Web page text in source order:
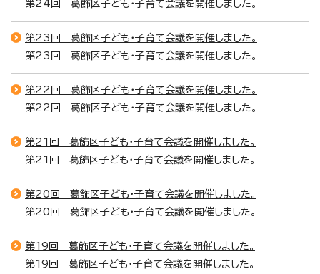
第24回 葛飾区子ども・子育て会議を開催しました。
第23回 葛飾区子ども・子育て会議を開催しました。
第23回 葛飾区子ども・子育て会議を開催しました。
第22回 葛飾区子ども・子育て会議を開催しました。
第22回 葛飾区子ども・子育て会議を開催しました。
第21回 葛飾区子ども・子育て会議を開催しました。
第21回 葛飾区子ども・子育て会議を開催しました。
第20回 葛飾区子ども・子育て会議を開催しました。
第20回 葛飾区子ども・子育て会議を開催しました。
第19回 葛飾区子ども・子育て会議を開催しました。
第19回 葛飾区子ども・子育て会議を開催しました。